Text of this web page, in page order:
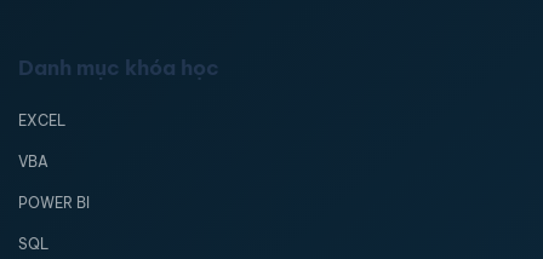
Danh mục khóa học
EXCEL
VBA
POWER BI
SQL